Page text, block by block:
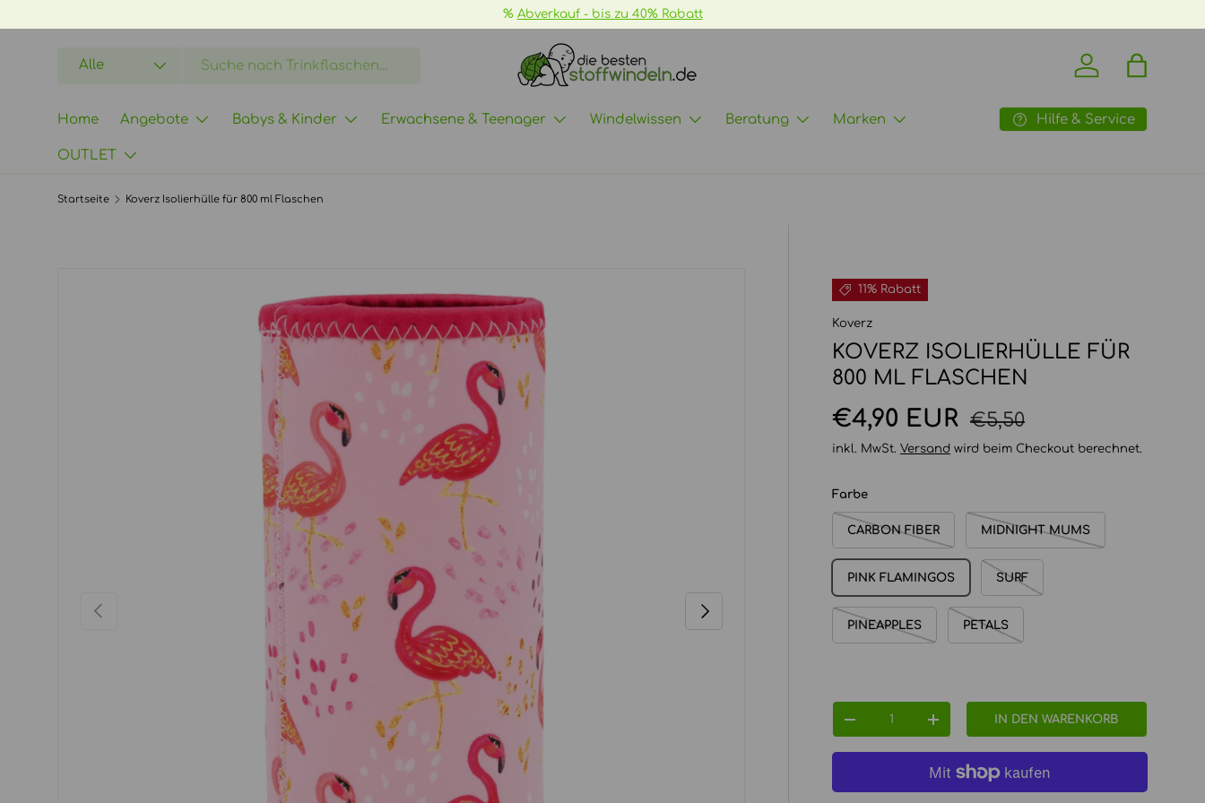
DIREKT ZUM INHALT
📦GRATIS Versand ab 70€ ->
Suchen
Alle
Einloggen
Home Angebote Babys & Kinder Erwachsene & Teenager Windelwissen Beratung Marken
OUTLET
Hilfe & Service
Startseite Koverz Isolierhülle für 800 ml Flaschen
ZU PRODUKTINFORMATIONEN SPRINGEN
VORHERIGE NÄCHSTE
11% Rabatt
Koverz
KOVERZ ISOLIERHÜLLE FÜR
800 ML FLASCHEN
Verkaufspreis
€4,90 EUR Normaler Preis
€5,50
inkl. MwSt. Versand wird beim Checkout berechnet.
Farbe
CARBON FIBER MIDNIGHT MUMS
PINK FLAMINGOS SURF
PINEAPPLES PETALS
MENGE VERRINGERNMENGE ERHÖHENIN DEN WARENKORB